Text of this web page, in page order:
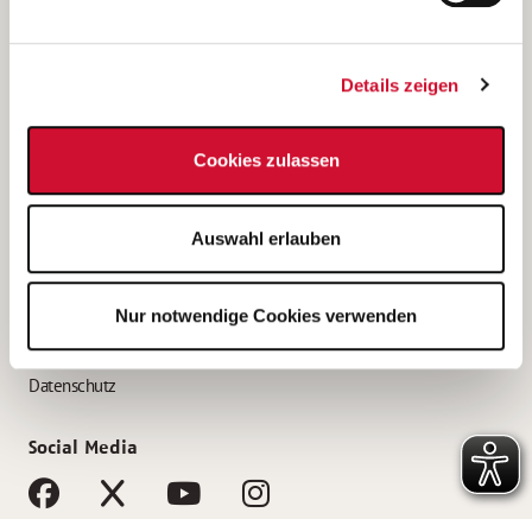
Details zeigen
Cookies zulassen
Auswahl erlauben
Nur notwendige Cookies verwenden
Bewerbung als Altenpflegehelfer*in
Bewerbung als Erzieher*in
AWO Gliederungen nach Bundesland
Impressum
Datenschutz
Social Media